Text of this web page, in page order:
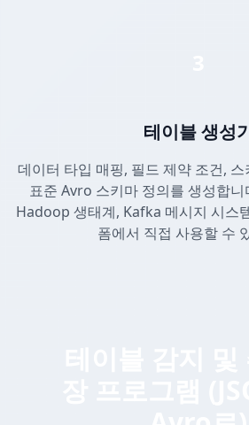
테이블 생성
데이터 타입 매핑, 필드 제약 조건,
표준 Avro 스키마 정의를 생성합
Hadoop 생태계, Kafka 메시지 시스
폼에서 직접 사용할 수